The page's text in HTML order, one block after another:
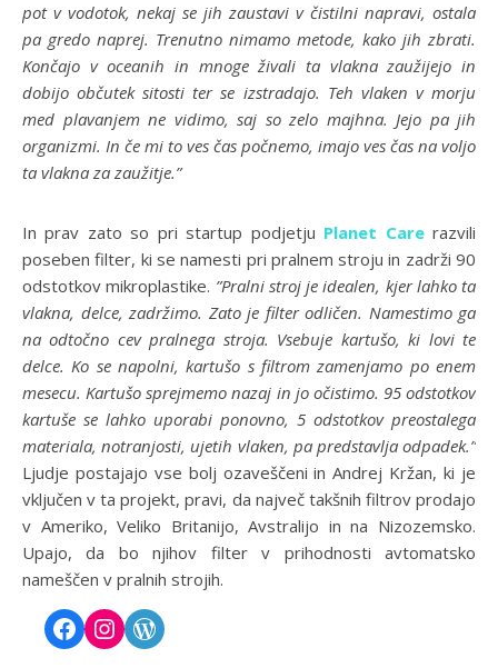
pot v vodotok, nekaj se jih zaustavi v čistilni napravi, ostala
pa gredo naprej. Trenutno nimamo metode, kako jih zbrati.
Končajo v oceanih in mnoge živali ta vlakna zaužijejo in
dobijo občutek sitosti ter se izstradajo. Teh vlaken v morju
med plavanjem ne vidimo, saj so zelo majhna. Jejo pa jih
organizmi. In če mi to ves čas počnemo, imajo ves čas na voljo
ta vlakna za zaužitje.”
In prav zato so pri startup podjetju Planet Carerazvili
poseben filter, ki se namesti pri pralnem stroju in zadrži 90
odstotkov mikroplastike. ”Pralni stroj je idealen, kjer lahko ta
vlakna, delce, zadržimo. Zato je filter odličen. Namestimo ga
na odtočno cev pralnega stroja. Vsebuje kartušo, ki lovi te
delce. Ko se napolni, kartušo s filtrom zamenjamo po enem
mesecu. Kartušo sprejmemo nazaj in jo očistimo. 95 odstotkov
kartuše se lahko uporabi ponovno, 5 odstotkov preostalega
materiala, notranjosti, ujetih vlaken, pa predstavlja odpadek.”
Ljudje postajajo vse bolj ozaveščeni in Andrej Kržan, ki je
vključen v ta projekt, pravi, da največ takšnih filtrov prodajo
v Ameriko, Veliko Britanijo, Avstralijo in na Nizozemsko.
Upajo, da bo njihov filter v prihodnosti avtomatsko
nameščen v pralnih strojih.